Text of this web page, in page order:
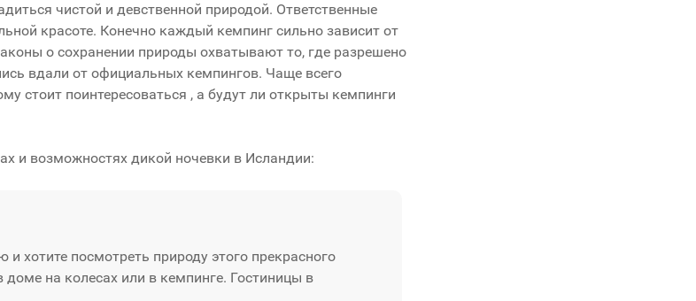
чистой и девственной природой. Ответственные
красоте. Конечно каждый кемпинг сильно зависит от
о сохранении природы охватывают то, где разрешено
вдали от официальных кемпингов. Чаще всего
стоит поинтересоваться , а будут ли открыты кемпинги
и возможностях дикой ночевки в Исландии:
хотите посмотреть природу этого прекрасного
на колесах или в кемпинге. Гостиницы в